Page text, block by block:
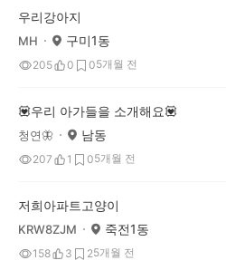
우리강아지
MH 구미1동
205 0 05개월 전
💟우리 아가들을 소개해요💟
청연🦋 남동
207 1 05개월 전
저희아파트고양이
KRW8ZJM 죽전1동
158 3 25개월 전